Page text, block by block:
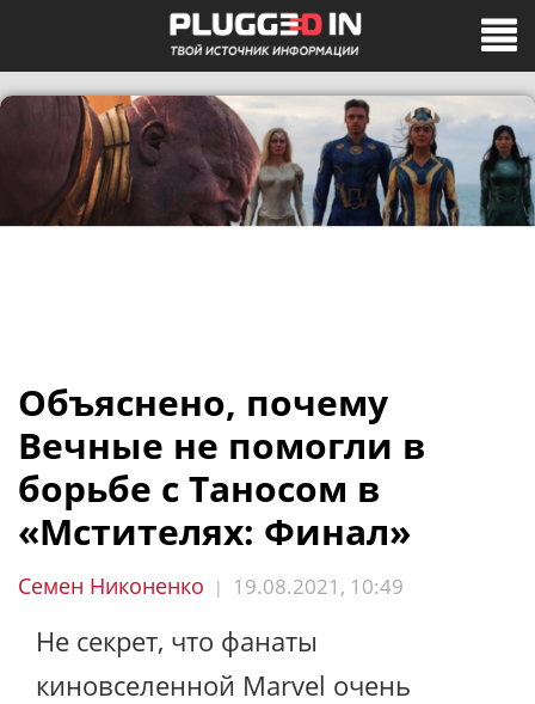
Объяснено, почему
Вечные не помогли в
борьбе с Таносом в
«Мстителях: Финал»
Семен Никоненко | 19.08.2021, 10:49
Не секрет, что фанаты
киновселенной Marvel очень